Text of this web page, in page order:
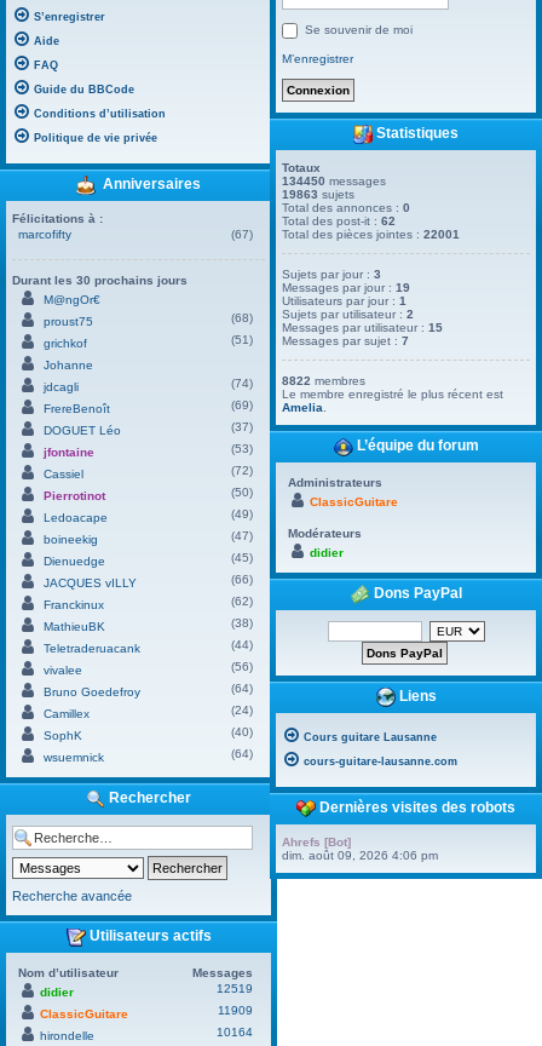
S’enregistrer
Aide
FAQ
Guide du BBCode
Conditions d’utilisation
Politique de vie privée
Anniversaires
Félicitations à :
marcofifty
(67)
Durant les 30 prochains jours
M@ngOr€
proust75
(68)
grichkof
(51)
Johanne
jdcagli
(74)
FrereBenoît
(69)
DOGUET Léo
(37)
jfontaine
(53)
Cassiel
(72)
Pierrotinot
(50)
Ledoacape
(49)
boineekig
(47)
Dienuedge
(45)
JACQUES vILLY
(66)
Franckinux
(62)
MathieuBK
(38)
Teletraderuacank
(44)
vivalee
(56)
Bruno Goedefroy
(64)
Camillex
(24)
SophK
(40)
wsuemnick
(64)
Rechercher
Recherche avancée
Utilisateurs actifs
Nom d’utilisateur
Messages
didier
12519
ClassicGuitare
11909
hirondelle
10164
Se souvenir de moi
M’enregistrer
Statistiques
Totaux
134450 messages
19863 sujets
Total des annonces :0
Total des post-it :62
Total des pièces jointes :22001
Sujets par jour :3
Messages par jour :19
Utilisateurs par jour :1
Sujets par utilisateur :2
Messages par utilisateur :15
Messages par sujet :7
8822 membres
Le membre enregistré le plus récent est
Amelia
L’équipe du forum
Administrateurs
ClassicGuitare
Modérateurs
didier
Dons PayPal
Liens
Cours guitare Lausanne
cours-guitare-lausanne.com
Dernières visites des robots
Ahrefs [Bot]
dim. août 09, 2026 4:06 pm